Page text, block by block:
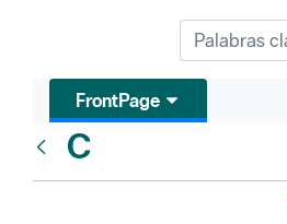
FrontPage
C